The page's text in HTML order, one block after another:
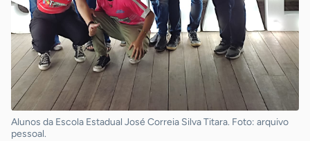
Alunos da Escola Estadual José Correia Silva Titara. Foto: arquivo
pessoal.